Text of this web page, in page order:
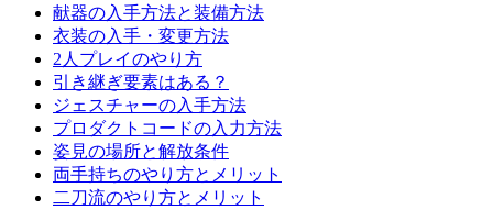
献器の入手方法と装備方法
衣装の入手・変更方法
2人プレイのやり方
引き継ぎ要素はある？
ジェスチャーの入手方法
プロダクトコードの入力方法
姿見の場所と解放条件
両手持ちのやり方とメリット
二刀流のやり方とメリット